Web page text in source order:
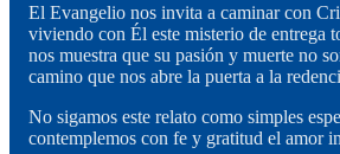
El Evangelio nos invita a caminar con
viviendo con Él este misterio de entrega
nos muestra que su pasión y muerte no
camino que nos abre la puerta a la
No sigamos este relato como simples
contemplemos con fe y gratitud el amor